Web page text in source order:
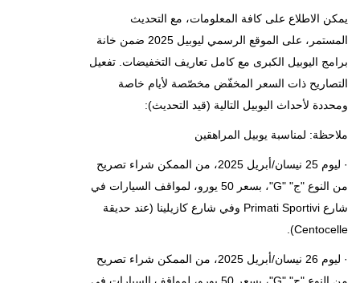
يمكن الاطلاع على كافة المعلومات، مع التحديث
المستمر، على الموقع الرسمي ليوبيل 2025 ضمن خانة
برامج اليوبيل الكبرى مع كامل تعاريف التخفيضات. تفعيل
التصاريح ذات السعر المخفّض مخصّصة لأيام خاصة
ومحددة لأحداث اليوبيل التالية (قيد التحديث):
ملاحظة: لمناسبة يوبيل المراهقين
· ليوم 25 نيسان/أبريل 2025، من الممكن شراء تصريح
من النوع "ج" "G"، بسعر 50 يورو، لمواقف السيارات في
شارع Primati Sportivi وفي شارع كازيلينا (عند حديقة
Centocelle).
· ليوم 26 نيسان/أبريل 2025، من الممكن شراء تصريح